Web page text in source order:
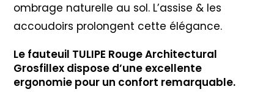
ombrage naturelle au sol. L’assise & les
accoudoirs prolongent cette élégance.
Le fauteuil TULIPE Rouge Architectural
Grosfillex dispose d’une excellente
ergonomie pour un confort remarquable.